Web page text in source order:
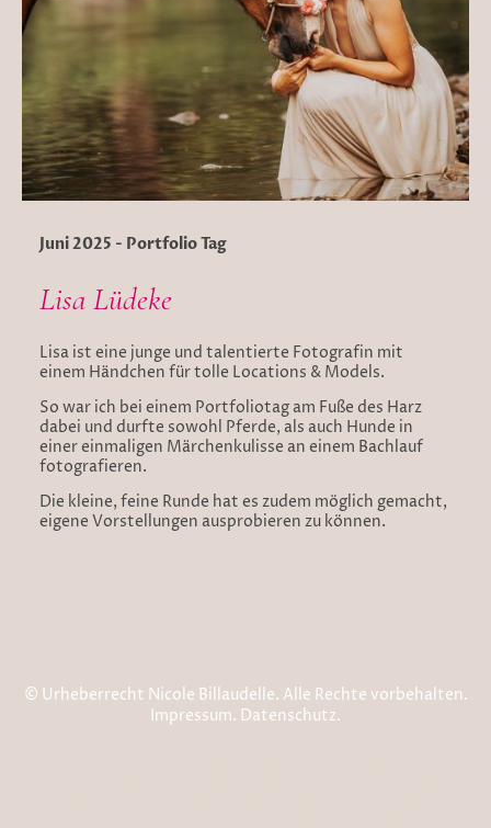
Juni 2025 - Portfolio Tag
Lisa Lüdeke
Lisa ist eine junge und talentierte Fotografin mit
einem Händchen für tolle Locations & Models.
So war ich bei einem Portfoliotag am Fuße des Harz
dabei und durfte sowohl Pferde, als auch Hunde in
einer einmaligen Märchenkulisse an einem Bachlauf
fotografieren.
Die kleine, feine Runde hat es zudem möglich gemacht,
eigene Vorstellungen ausprobieren zu können.
© Urheberrecht Nicole Billaudelle. Alle Rechte vorbehalten.
Impressum. Datenschutz.